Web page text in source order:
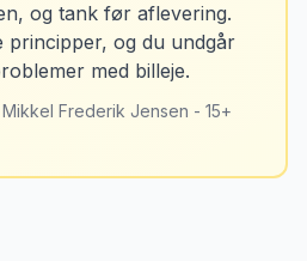
Oktober 2024
altid bilen fra alle
afhentning. Det har reddet
et par kilometer fra
før aflevering. Priserne
og tank før aflevering.
principper, og du undgår
med billeje.
Frederik Jensen - 15+